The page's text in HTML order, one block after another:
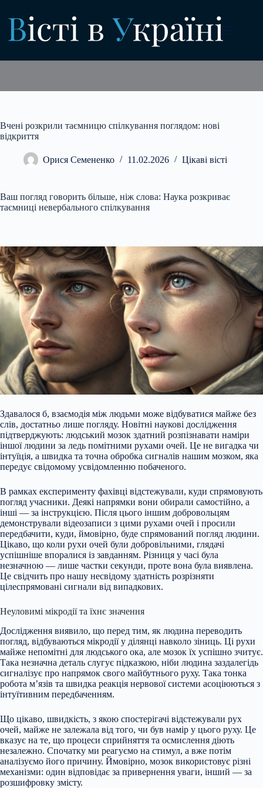
вмісту
Вчені розкрили таємницю спілкування поглядом: нові
відкриття
Орися Семененко 11.02.2026 Цікаві вісті
Ваш погляд говорить більше, ніж слова: Наука розкриває
таємниці невербального спілкування
Здавалося б, взаємодія між людьми може відбуватися майже без
слів, достатньо лише погляду. Новітні наукові дослідження
підтверджують: людський мозок здатний розпізнавати наміри
іншої людини за ледь помітними рухами очей. Це не вигадка чи
інтуїція, а швидка та точна обробка сигналів нашим мозком, яка
передує свідомому усвідомленню побаченого.
В рамках експерименту фахівці відстежували, куди спрямовують
погляд учасники. Деякі напрямки вони обирали самостійно, а
інші — за інструкцією. Після цього іншим добровольцям
демонстрували відеозаписи з цими рухами очей і просили
передбачити, куди, ймовірно, буде спрямований погляд людини.
Цікаво, що коли рухи очей були добровільними, глядачі
успішніше впоралися із завданням. Різниця у часі була
незначною — лише частки секунди, проте вона була виявлена.
Це свідчить про нашу несвідому здатність розрізняти
цілеспрямовані сигнали від випадкових.
Неуловимі мікродії та їхнє значення
Дослідження виявило, що перед тим, як людина переводить
погляд, відбуваються мікродії у ділянці навколо зіниць. Ці рухи
майже непомітні для людського ока, але мозок їх успішно зчитує.
Така незначна деталь слугує підказкою, ніби людина заздалегідь
сигналізує про напрямок свого майбутнього руху. Така тонка
робота м’язів та швидка реакція нервової системи асоціюються з
інтуїтивним передбаченням.
Що цікаво, швидкість, з якою спостерігачі відстежували рух
очей, майже не залежала від того, чи був намір у цього руху. Це
вказує на те, що процеси сприйняття та осмислення діють
незалежно. Спочатку ми реагуємо на стимул, а вже потім
аналізуємо його причину. Ймовірно, мозок використовує різні
механізми: один відповідає за привернення уваги, інший — за
розшифровку змісту.